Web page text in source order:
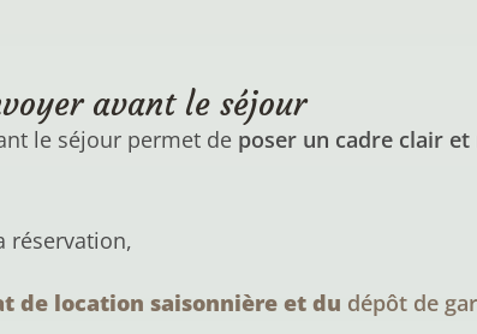
avant le séjour
le séjour permet de poser un cadre clair
réservation,
de location saisonnière et du dépôt de